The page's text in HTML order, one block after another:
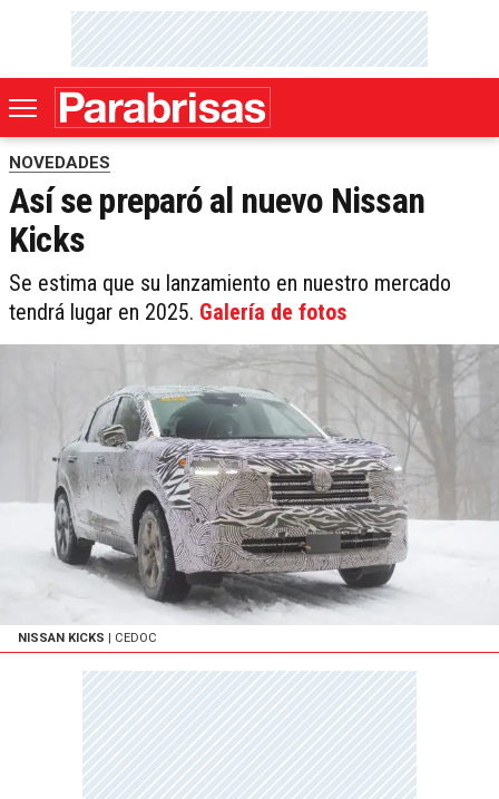
NOVEDADES
Así se preparó al nuevo Nissan
Kicks
Se estima que su lanzamiento en nuestro mercado
tendrá lugar en 2025. Galería de fotos
NISSAN KICKS | CEDOC